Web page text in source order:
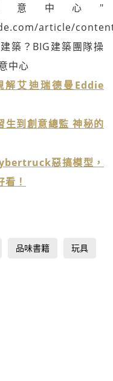
意中心"
article/
築？BIG建築團隊操
中心
解艾迪瑞德曼Eddie
到創意總監 神秘的
惡搞模型，
！
品味書籍 玩具